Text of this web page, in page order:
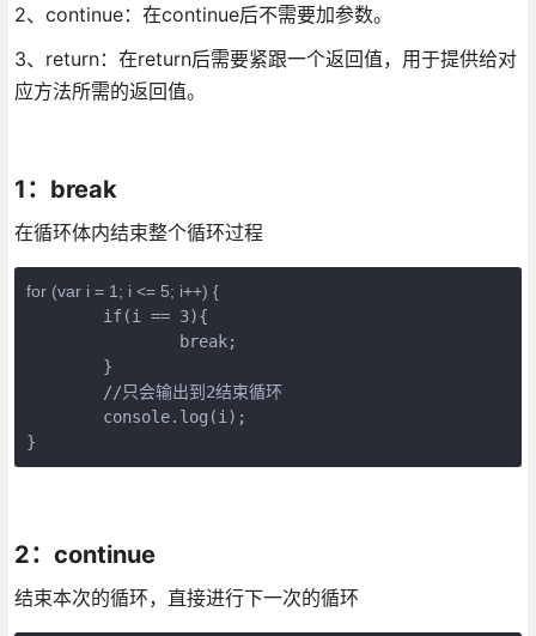
2、continue：在continue后不需要加参数。
3、return：在return后需要紧跟一个返回值，用于提供给对
应方法所需的返回值。
1：break
在循环体内结束整个循环过程
for (var i = 1; i <= 5; i++) {
}
2：continue
结束本次的循环，直接进行下一次的循环